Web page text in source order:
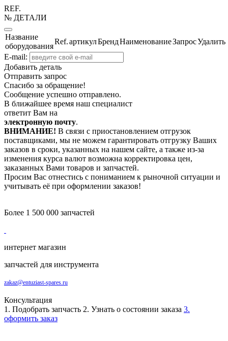
REF.
№ ДЕТАЛИ
Название
оборудования
Ref.артикулБрендНаименованиеЗапросУдалить
E-mail:
Добавить деталь
Отправить запрос
Спасибо за обращение!
Сообщение успешно отправлено.
В ближайшее время наш специалист
ответит Вам на
электронную почту.
ВНИМАНИЕ! В связи с приостановлением отгрузок
поставщиками, мы не можем гарантировать отгрузку Ваших
заказов в сроки, указанных на нашем сайте, а также из-за
изменения курса валют возможна корректировка цен,
заказанных Вами товаров и запчастей.
Просим Вас отнестись с пониманием к рыночной ситуации и
учитывать её при оформлении заказов!
Более 1 500 000 запчастей
интернет магазин
запчастей для инструмента
zakaz@entuziast-spares.ru
Консультация
1. Подобрать запчасть 2. Узнать о состоянии заказа 3.
оформить заказ